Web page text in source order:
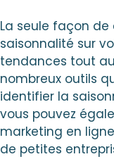
La seule façon
saisonnalité sur
tendances tout
nombreux outils
identifier la
vous pouvez
marketing en
de petites